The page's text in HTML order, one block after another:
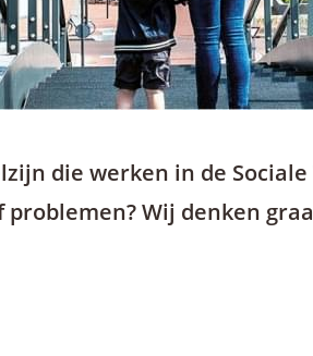
die werken in de
Wij denken